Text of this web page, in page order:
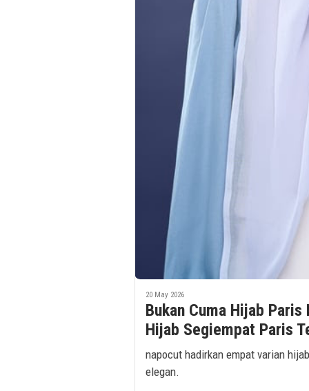
20 May 2026
Bukan Cuma Hijab
Hijab Segiempat Paris
napocut hadirkan empat varian
elegan.